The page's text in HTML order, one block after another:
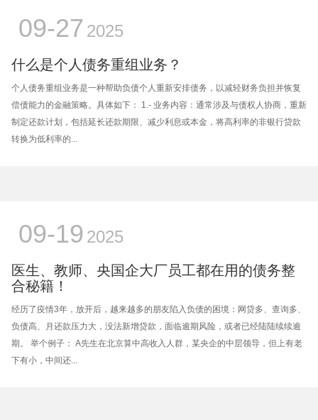
09-27 2025
什么是个人债务重组业务？
个人债务重组业务是一种帮助负债个人重新安排债务，以减轻财务负担并恢复
偿债能力的金融策略。具体如下： 1.- 业务内容：通常涉及与债权人协商，重新
制定还款计划，包括延长还款期限、减少利息或本金，将高利率的非银行贷款
转换为低利率的...
09-19 2025
医生、教师、央国企大厂员工都在用的债务整
合秘籍！
经历了疫情3年，放开后，越来越多的朋友陷入负债的困境：网贷多、查询多、
负债高、月还款压力大，没法新增贷款，面临逾期风险，或者已经陆陆续续逾
期。 举个例子： A先生在北京算中高收入人群，某央企的中层领导，但上有老
下有小，中间还...